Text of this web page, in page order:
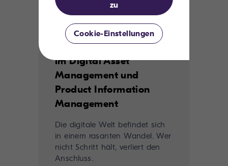
19.06.2024|Monica Mahon
8 bahnbrechende Trends
im Digital Asset
Management und
Product Information
Management
Die digitale Welt befindet sich
in einem rasanten Wandel. Wer
nicht Schritt hält, verliert den
zu
Cookie-Einstellungen